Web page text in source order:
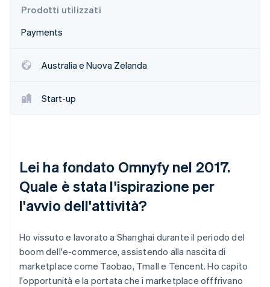
Prodotti utilizzati
Payments
Australia e Nuova Zelanda
Start-up
Lei ha fondato Omnyfy nel 2017.
Quale è stata l'ispirazione per
l'avvio dell'attività?
Ho vissuto e lavorato a Shanghai durante il periodo del
boom dell'e-commerce, assistendo alla nascita di
marketplace come Taobao, Tmall e Tencent. Ho capito
l'opportunità e la portata che i marketplace offfrivano